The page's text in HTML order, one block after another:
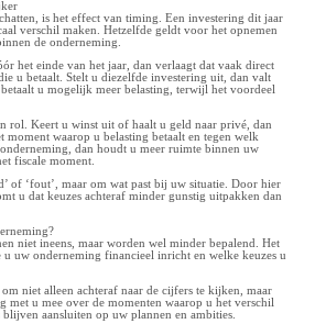
is het effect van timing. Een investering dit jaar
verschil maken. Hetzelfde geldt voor het opnemen
de onderneming.
het einde van het jaar, dan verlaagt dat vaak direct
u betaalt. Stelt u diezelfde investering uit, dan valt
u mogelijk meer belasting, terwijl het voordeel
rol. Keert u winst uit of haalt u geld naar privé, dan
moment waarop u belasting betaalt en tegen welk
dan houdt u meer ruimte binnen uw
fiscale moment.
of ‘fout’, maar om wat past bij uw situatie. Door hier
u dat keuzes achteraf minder gunstig uitpakken dan
niet ineens, maar worden wel minder bepalend. Het
u uw onderneming financieel inricht en welke keuzes u
niet alleen achteraf naar de cijfers te kijken, maar
met u mee over de momenten waarop u het verschil
aansluiten op uw plannen en ambities.